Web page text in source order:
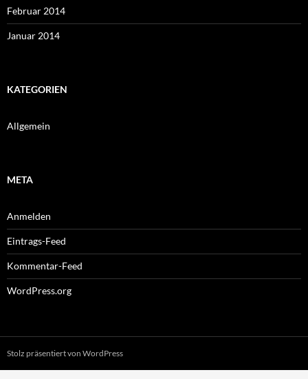
Februar 2014
Januar 2014
KATEGORIEN
Allgemein
META
Anmelden
Eintrags-Feed
Kommentar-Feed
WordPress.org
Stolz präsentiert von WordPress